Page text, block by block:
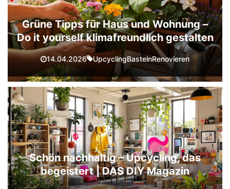
Grüne Tipps für Haus und Wohnung –
Do it yourself klimafreundlich gestalten
14.04.2026 UpcyclingBastelnRenovieren
Schön nachhaltig – Upcycling, das
begeistert | DAS DIY Magazin